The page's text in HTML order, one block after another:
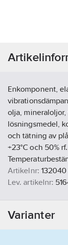
Enkomponent,
olja,
lösningsmedel,
och tätning av
+23°C och 50%
Artikelnr: 132040
Lev. artikelnr:
Varianter